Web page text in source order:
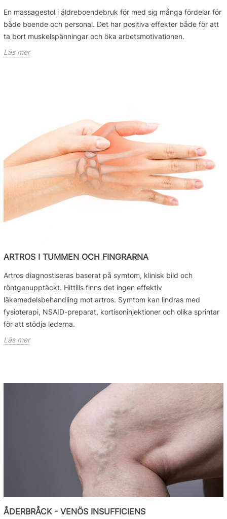
En massagestol i äldreboendebruk för med sig många fördelar för
både boende och personal. Det har positiva effekter både för att
ta bort muskelspänningar och öka arbetsmotivationen.
Läs mer
ARTROS I TUMMEN OCH FINGRARNA
Artros diagnostiseras baserat på symtom, klinisk bild och
röntgenupptäckt. Hittills finns det ingen effektiv
läkemedelsbehandling mot artros. Symtom kan lindras med
fysioterapi, NSAID-preparat, kortisoninjektioner och olika sprintar
för att stödja lederna.
Läs mer
ÅDERBRÅCK - VENÖS INSUFFICIENS